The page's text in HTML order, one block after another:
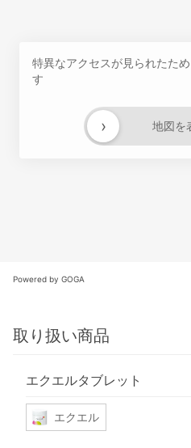
特異なアクセスが見られたた
す
地図を
›
Powered by GOGA
取り扱い商品
エクエルタブレット
エクエル